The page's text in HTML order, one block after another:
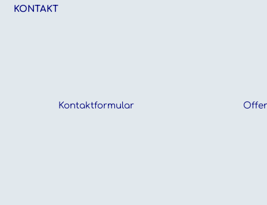
KONTAKT
Kontaktformular